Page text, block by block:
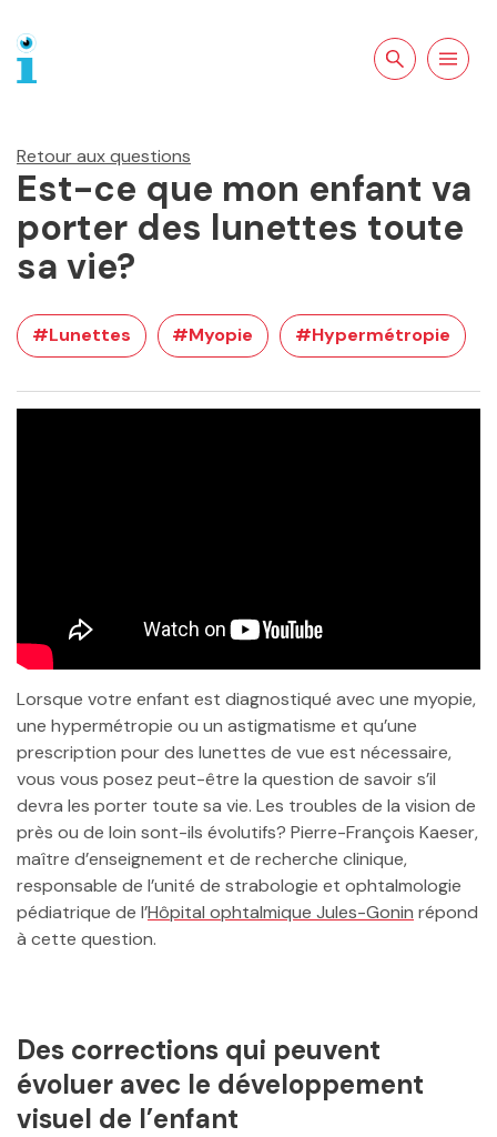
Rechercher sur
Ouvrir la
Retour aux questions
Est-ce que mon enfant va
porter des lunettes toute
sa vie?
#Lunettes #Myopie #Hypermétropie
Lorsque votre enfant est diagnostiqué avec une myopie,
une hypermétropie ou un astigmatisme et qu’une
prescription pour des lunettes de vue est nécessaire,
vous vous posez peut-être la question de savoir s’il
devra les porter toute sa vie. Les troubles de la vision de
près ou de loin sont-ils évolutifs? Pierre-François Kaeser,
maître d’enseignement et de recherche clinique,
responsable de l’unité de strabologie et ophtalmologie
pédiatrique de l’Hôpital ophtalmique Jules-Gonin répond
à cette question.
Des corrections qui peuvent
évoluer avec le développement
visuel de l’enfant